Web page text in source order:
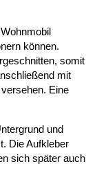
können.
somit
mit
Eine
und
Die Aufkleber
sich später auch